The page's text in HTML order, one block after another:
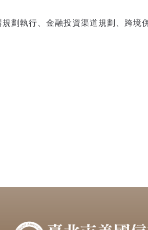
劃執行、金融投資渠道規劃、跨境